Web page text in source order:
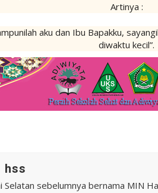
Artinya :
aku dan Ibu Bapakku,
diwaktu kecil”.
hss
Selatan sebelumnya bernama MIN